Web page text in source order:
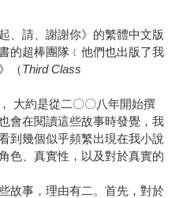
、請、謝謝你》的繁體中文版
的超棒團隊﹝他們也出版了我
（Third Class
大約是從二〇〇八年開始撰
會在閱讀這些故事時發覺，我
到幾個似乎頻繁出現在我小說
色、真實性，以及對於真實的
故事，理由有二。首先，對於